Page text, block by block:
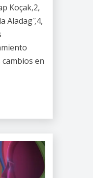
Koçak,2,
Aladag ̆,4,
en